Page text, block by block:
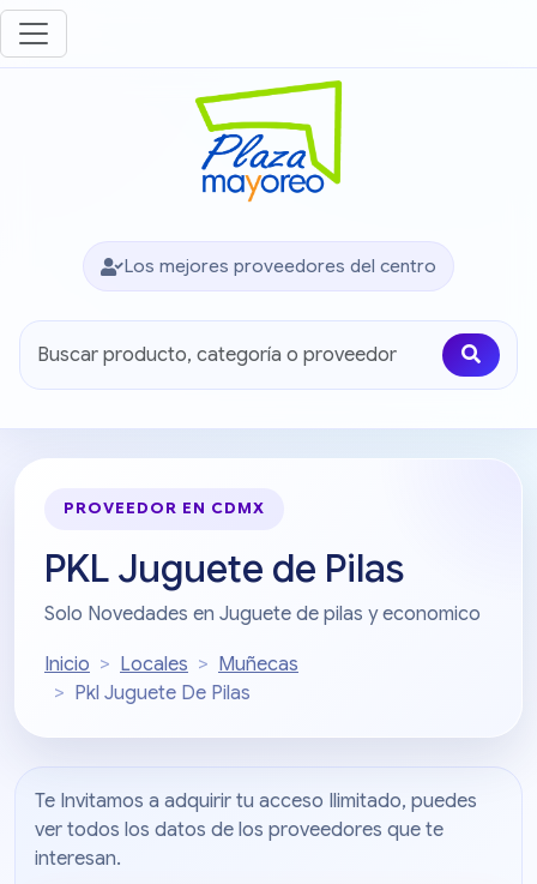
Los mejores proveedores del centro
PROVEEDOR EN CDMX
PKL Juguete de Pilas
Solo Novedades en Juguete de pilas y economico
Inicio Locales
Muñecas
Pkl Juguete De Pilas
Te Invitamos a adquirir tu acceso Ilimitado, puedes
ver todos los datos de los proveedores que te
interesan.